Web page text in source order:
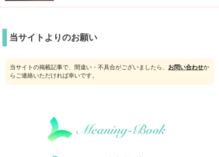
当サイトよりのお願い
当サイトの掲載記事で、間違い・不具合がございましたら、 お問い合わせか
らご連絡いただければ幸いです。